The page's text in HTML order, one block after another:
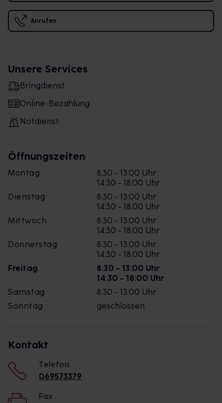
Anrufen
Unsere Services
Bringdienst
Online-Bezahlung
Notdienst
Öffnungszeiten
Montag
8:30 - 13:00 Uhr
14:30 - 18:00 Uhr
Dienstag
8:30 - 13:00 Uhr
14:30 - 18:00 Uhr
Mittwoch
8:30 - 13:00 Uhr
14:30 - 18:00 Uhr
Donnerstag
8:30 - 13:00 Uhr
14:30 - 18:00 Uhr
Freitag
8:30 - 13:00 Uhr
14:30 - 18:00 Uhr
Samstag
8:30 - 13:00 Uhr
Sonntag
geschlossen
Kontakt
Telefon
069573379
Fax